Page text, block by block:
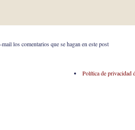
los comentarios que se hagan en este post
Política de privacidad